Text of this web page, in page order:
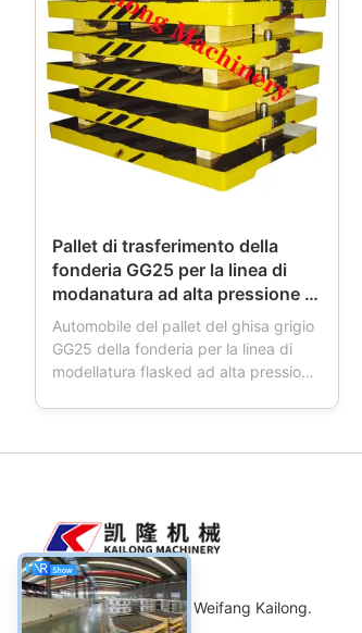
Pallet di trasferimento della
fonderia GG25 per la linea di
modanatura ad alta pressione di
Flasked
Automobile del pallet del ghisa grigio
GG25 della fonderia per la linea di
modellatura flasked ad alta pressione
Macchinario Co., srl di Weifang Kailong.